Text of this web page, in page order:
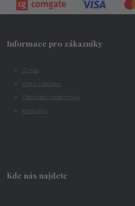
Informace pro zákazníky
O nás
Vše o nákupu
Obchodní podmínky
Kontakty
Kde nás najdete